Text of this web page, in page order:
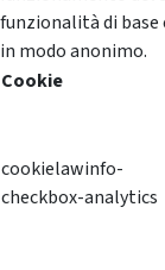
funzionalità di base
in modo anonimo.
Cookie
cookielawinfo-
checkbox-analytics